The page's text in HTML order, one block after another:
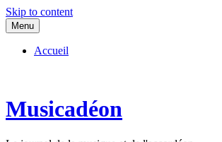
Skip to content
Menu
Accueil
Musicadéon